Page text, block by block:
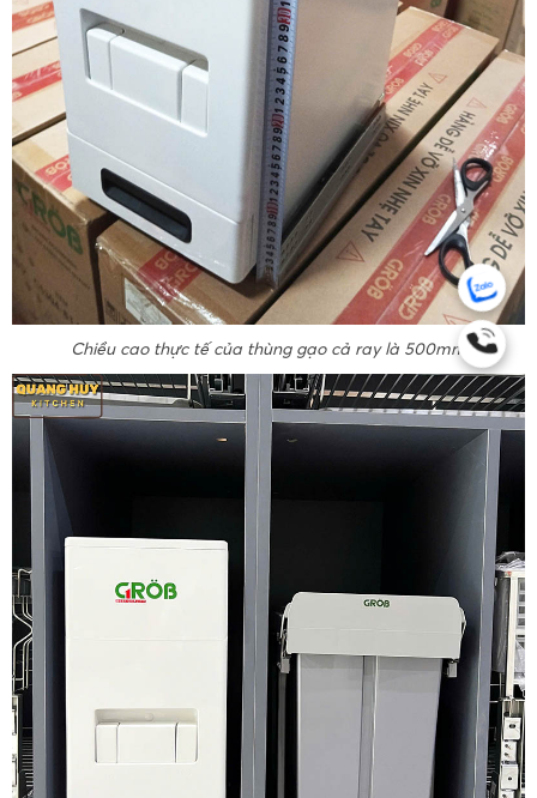
Chiều cao thực tế của thùng gạo cả ray là 500mm